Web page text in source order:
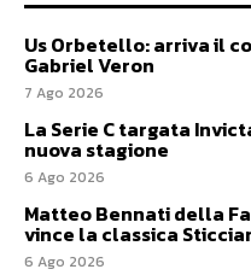
Us Orbetello: arriva il
Gabriel Veron
7 Ago 2026
La Serie C targata
nuova stagione
6 Ago 2026
Matteo Bennati della
vince la classica
6 Ago 2026